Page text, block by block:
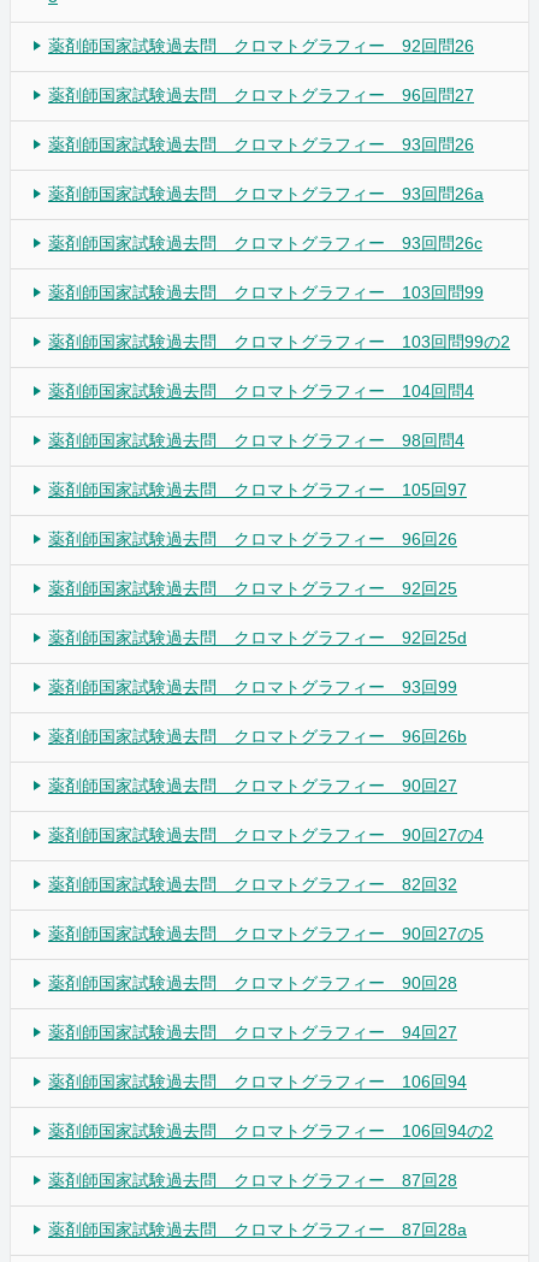
薬剤師国家試験過去問 クロマトグラフィー 92回問26
薬剤師国家試験過去問 クロマトグラフィー 96回問27
薬剤師国家試験過去問 クロマトグラフィー 93回問26
薬剤師国家試験過去問 クロマトグラフィー 93回問26a
薬剤師国家試験過去問 クロマトグラフィー 93回問26c
薬剤師国家試験過去問 クロマトグラフィー 103回問99
薬剤師国家試験過去問 クロマトグラフィー 103回問99の2
薬剤師国家試験過去問 クロマトグラフィー 104回問4
薬剤師国家試験過去問 クロマトグラフィー 98回問4
薬剤師国家試験過去問 クロマトグラフィー 105回97
薬剤師国家試験過去問 クロマトグラフィー 96回26
薬剤師国家試験過去問 クロマトグラフィー 92回25
薬剤師国家試験過去問 クロマトグラフィー 92回25d
薬剤師国家試験過去問 クロマトグラフィー 93回99
薬剤師国家試験過去問 クロマトグラフィー 96回26b
薬剤師国家試験過去問 クロマトグラフィー 90回27
薬剤師国家試験過去問 クロマトグラフィー 90回27の4
薬剤師国家試験過去問 クロマトグラフィー 82回32
薬剤師国家試験過去問 クロマトグラフィー 90回27の5
薬剤師国家試験過去問 クロマトグラフィー 90回28
薬剤師国家試験過去問 クロマトグラフィー 94回27
薬剤師国家試験過去問 クロマトグラフィー 106回94
薬剤師国家試験過去問 クロマトグラフィー 106回94の2
薬剤師国家試験過去問 クロマトグラフィー 87回28
薬剤師国家試験過去問 クロマトグラフィー 87回28a